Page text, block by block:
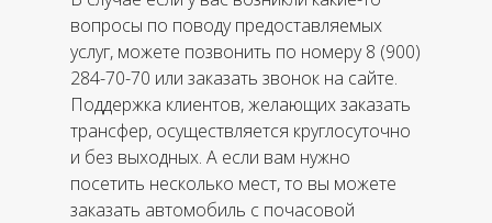
вопросы по поводу предоставляемых
услуг, можете позвонить по номеру 8 (900)
284-70-70 или заказать звонок на сайте.
Поддержка клиентов, желающих заказать
трансфер, осуществляется круглосуточно
и без выходных. А если вам нужно
посетить несколько мест, то вы можете
заказать автомобиль с почасовой